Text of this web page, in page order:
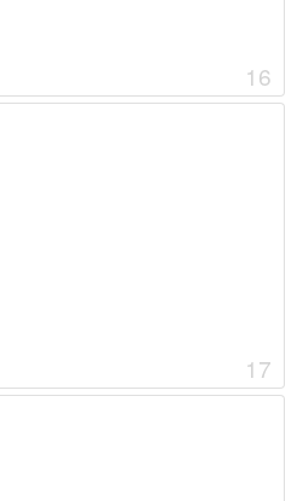
16
17